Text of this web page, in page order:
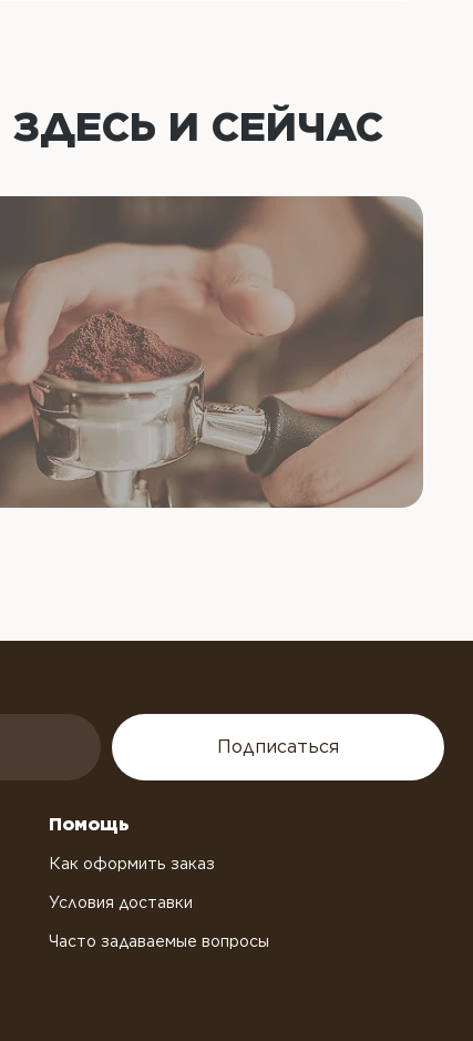
ЗДЕСЬ И СЕЙЧАС
Подписаться
Помощь
Как оформить заказ
Условия доставки
Часто задаваемые вопросы